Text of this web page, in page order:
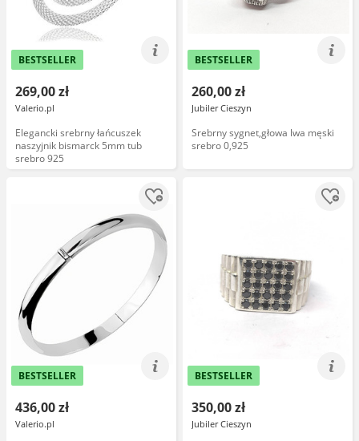
BESTSELLER
269,00 zł
Valerio.pl
Elegancki srebrny łańcuszek
naszyjnik bismarck 5mm tub
srebro 925
BESTSELLER
260,00 zł
Jubiler Cieszyn
Srebrny sygnet,głowa lwa męski
srebro 0,925
BESTSELLER
436,00 zł
Valerio.pl
BESTSELLER
350,00 zł
Jubiler Cieszyn